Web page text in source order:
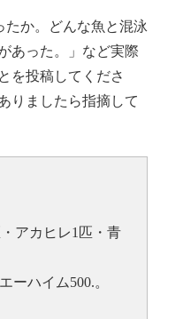
か。どんな魚と混泳
あった。」など実際
を投稿してくださ
りましたら指摘して
アカヒレ1匹・青
ーハイム500.。